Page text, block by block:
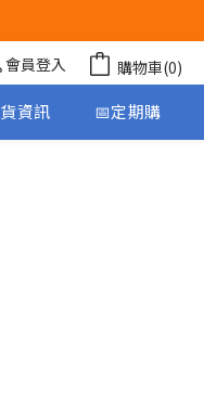
會員登入 購物車(0)
資訊 📅定期購